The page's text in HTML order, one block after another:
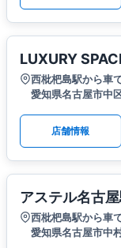
LUXURY
西枇杷島駅から車
愛知県名古屋市中
店舗情報
アステル名古
西枇杷島駅から車
愛知県名古屋市中